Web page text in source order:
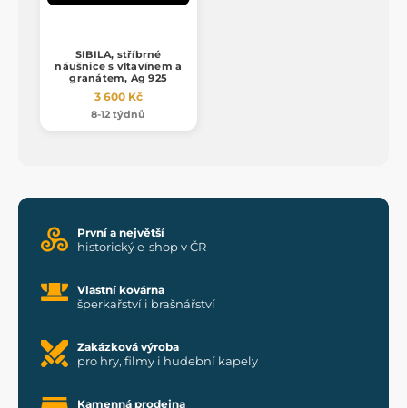
SIBILA, stříbrné
náušnice s vltavínem a
granátem, Ag 925
3 600 Kč
8-12 týdnů
První a největší
historický e-shop v ČR
Vlastní kovárna
šperkařství i brašnářství
Zakázková výroba
pro hry, filmy i hudební kapely
Kamenná prodejna